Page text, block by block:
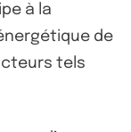
à la
de
tels